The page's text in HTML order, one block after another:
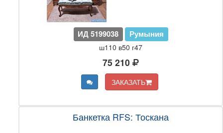
ИД 5199038 Румыния
ш110 в50 г47
75 210
ЗАКАЗАТЬ
Банкетка RFS: Тоскана